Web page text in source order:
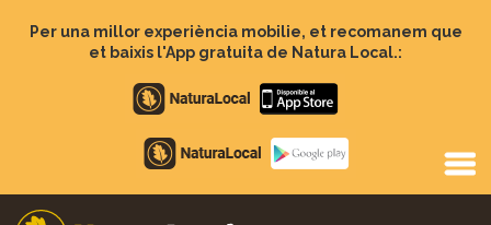
Per una millor experiència mobilie, et recomanem que
et baixis l'App gratuita de Natura Local.:
Apple
store
Google
Play